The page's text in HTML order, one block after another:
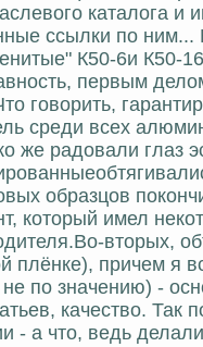
каталога
ссылки по ним...
К50-6и К50-
первым
говорить,
среди всех
же радовали глаз
образцов
который имел
вторых,
плёнке), причем я
не по значению) -
качество. Так
- а что, ведь